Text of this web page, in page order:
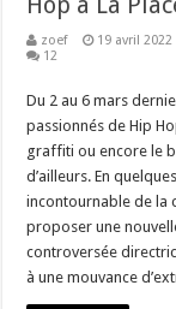
zoef 19 avril 2022
12
Du 2 au 6 mars
passionnés de Hip
graffiti ou encore le
d’ailleurs. En
incontournable de la
proposer une
controversée
à une mouvance